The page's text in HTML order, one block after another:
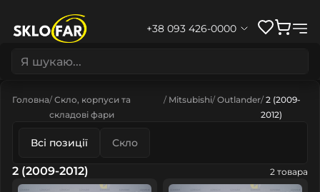
+38 093 426-0000
Головна Скло, корпуси та
складові фари
Mitsubishi Outlander 2 (2009-
2012)
Всі позиції Скло
2 (2009-2012) 2 товара